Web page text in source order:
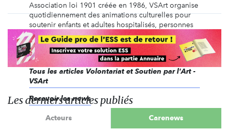
Association loi 1901 créée en 1986, VSArt organise
quotidiennement des animations culturelles pour
soutenir enfants et adultes hospitalisés, personnes
âgées, jeunes de quartiers sensibles, personnes
handicapées, personnes en détention ou sans abri.
Tous les articles Volontariat et Soutien par l'Art -
VSArt
Recevoir les news
Les derniers articles publiés
Acteurs Carenews